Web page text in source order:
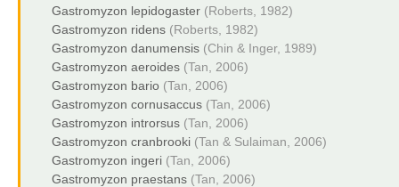
Gastromyzon lepidogaster (Roberts, 1982)
Gastromyzon ridens (Roberts, 1982)
Gastromyzon danumensis (Chin & Inger, 1989)
Gastromyzon aeroides (Tan, 2006)
Gastromyzon bario (Tan, 2006)
Gastromyzon cornusaccus (Tan, 2006)
Gastromyzon introrsus (Tan, 2006)
Gastromyzon cranbrooki (Tan & Sulaiman, 2006)
Gastromyzon ingeri (Tan, 2006)
Gastromyzon praestans (Tan, 2006)